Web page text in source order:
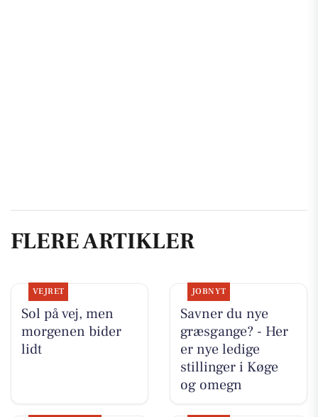
FLERE ARTIKLER
VEJRET
Sol på vej, men
morgenen bider
lidt
JOBNYT
Savner du nye
græsgange? - Her
er nye ledige
stillinger i Køge
og omegn